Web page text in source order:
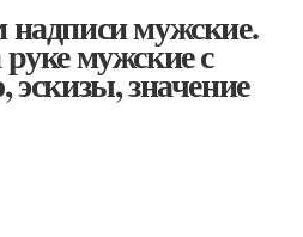
мужские.
мужские с
значение